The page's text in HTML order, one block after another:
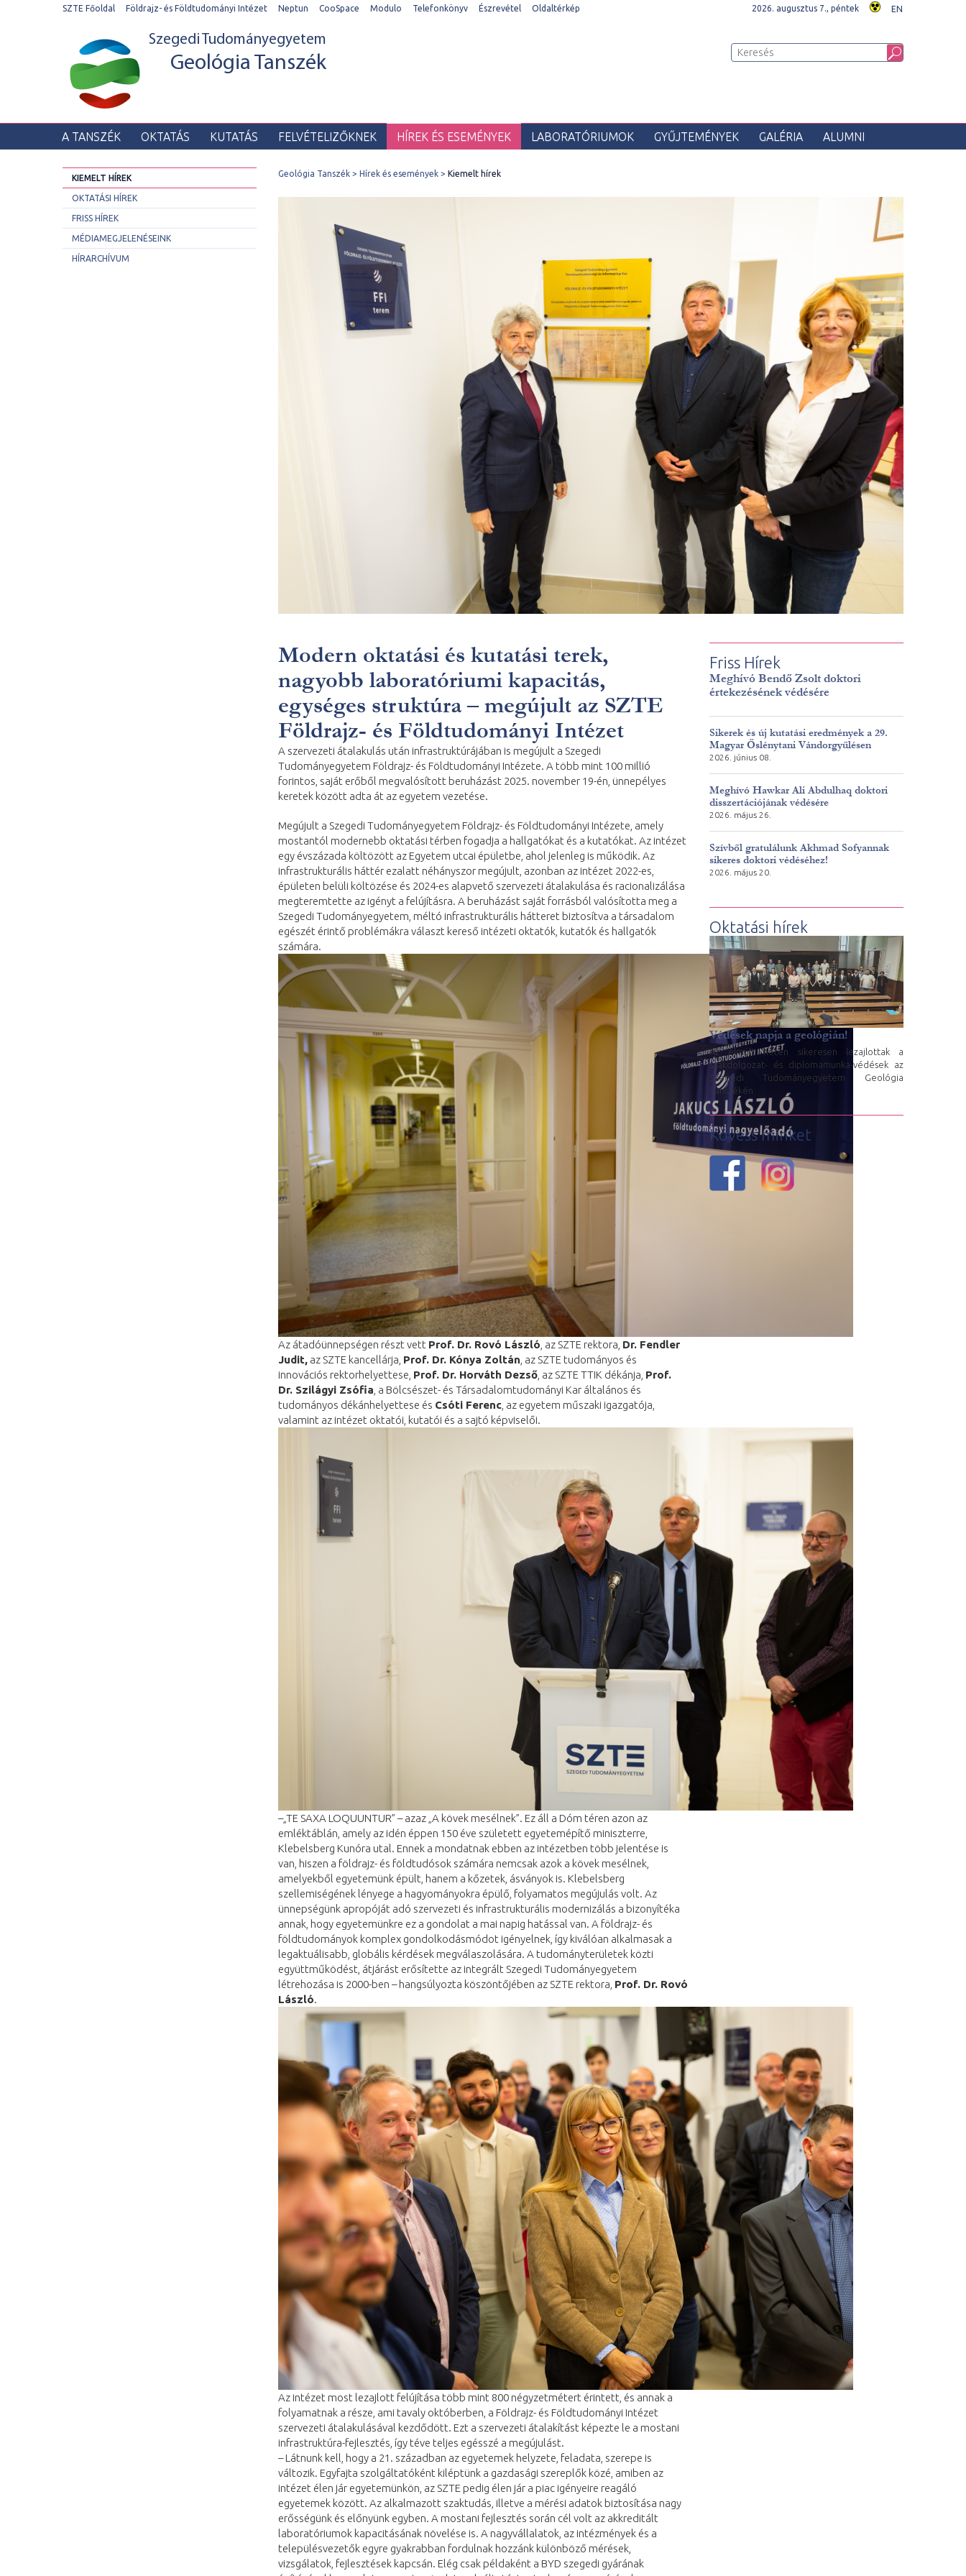
SZTE Főoldal Földrajz- és Földtudományi Intézet Neptun CooSpace Modulo Telefonkönyv Észrevétel Oldaltérkép 2026. augusztus 7., péntek EN
Szegedi Tudományegyetem
Geológia Tanszék
A TANSZÉK OKTATÁS KUTATÁS FELVÉTELIZŐKNEK HÍREK ÉS ESEMÉNYEK LABORATÓRIUMOK GYŰJTEMÉNYEK GALÉRIA ALUMNI
KIEMELT HÍREK
OKTATÁSI HÍREK
FRISS HÍREK
MÉDIAMEGJELENÉSEINK
HÍRARCHÍVUM
Geológia Tanszék Hírek és események Kiemelt hírek
Modern oktatási és kutatási terek,
nagyobb laboratóriumi kapacitás,
egységes struktúra – megújult az SZTE
Földrajz- és Földtudományi Intézet
A szervezeti átalakulás után infrastruktúrájában is megújult a Szegedi
Tudományegyetem Földrajz- és Földtudományi Intézete. A több mint 100 millió
forintos, saját erőből megvalósított beruházást 2025. november 19-én, ünnepélyes
keretek között adta át az egyetem vezetése.
Megújult a Szegedi Tudományegyetem Földrajz- és Földtudományi Intézete, amely
mostantól modernebb oktatási térben fogadja a hallgatókat és a kutatókat. Az intézet
egy évszázada költözött az Egyetem utcai épületbe, ahol jelenleg is működik. Az
infrastrukturális háttér ezalatt néhányszor megújult, azonban az intézet 2022-es,
épületen belüli költözése és 2024-es alapvető szervezeti átalakulása és racionalizálása
megteremtette az igényt a felújításra. A beruházást saját forrásból valósította meg a
Szegedi Tudományegyetem, méltó infrastrukturális hátteret biztosítva a társadalom
egészét érintő problémákra választ kereső intézeti oktatók, kutatók és hallgatók
számára.
Az átadóünnepségen részt vett Prof. Dr. Rovó László , az SZTE rektora, Dr. Fendler
Judit, az SZTE kancellárja, Prof. Dr. Kónya Zoltán , az SZTE tudományos és
innovációs rektorhelyettese, Prof. Dr. Horváth Dezső , az SZTE TTIK dékánja, Prof.
Dr. Szilágyi Zsófia , a Bölcsészet- és Társadalomtudományi Kar általános és
tudományos dékánhelyettese és Csóti Ferenc , az egyetem műszaki igazgatója,
valamint az intézet oktatói, kutatói és a sajtó képviselői.
–„TE SAXA LOQUUNTUR” – azaz „A kövek mesélnek”. Ez áll a Dóm téren azon az
emléktáblán, amely az idén éppen 150 éve született egyetemépítő miniszterre,
Klebelsberg Kunóra utal. Ennek a mondatnak ebben az intézetben több jelentése is
van, hiszen a földrajz- és földtudósok számára nemcsak azok a kövek mesélnek,
amelyekből egyetemünk épült, hanem a kőzetek, ásványok is. Klebelsberg
szellemiségének lényege a hagyományokra épülő, folyamatos megújulás volt. Az
ünnepségünk apropóját adó szervezeti és infrastrukturális modernizálás a bizonyítéka
annak, hogy egyetemünkre ez a gondolat a mai napig hatással van. A földrajz- és
földtudományok komplex gondolkodásmódot igényelnek, így kiválóan alkalmasak a
legaktuálisabb, globális kérdések megválaszolására. A tudományterületek közti
együttműködést, átjárást erősítette az integrált Szegedi Tudományegyetem
létrehozása is 2000-ben – hangsúlyozta köszöntőjében az SZTE rektora, Prof. Dr. Rovó
László.
Az intézet most lezajlott felújítása több mint 800 négyzetmétert érintett, és annak a
folyamatnak a része, ami tavaly októberben, a Földrajz- és Földtudományi Intézet
szervezeti átalakulásával kezdődött. Ezt a szervezeti átalakítást képezte le a mostani
infrastruktúra-fejlesztés, így téve teljes egésszé a megújulást.
– Látnunk kell, hogy a 21. században az egyetemek helyzete, feladata, szerepe is
változik. Egyfajta szolgáltatóként kiléptünk a gazdasági szereplők közé, amiben az
intézet élen jár egyetemünkön, az SZTE pedig élen jár a piac igényeire reagáló
egyetemek között. Az alkalmazott szaktudás, illetve a mérési adatok biztosítása nagy
erősségünk és előnyünk egyben. A mostani fejlesztés során cél volt az akkreditált
laboratóriumok kapacitásának növelése is. A nagyvállalatok, az intézmények és a
településvezetők egyre gyakrabban fordulnak hozzánk különböző mérések,
vizsgálatok, fejlesztések kapcsán. Elég csak példaként a BYD szegedi gyárának
Friss Hírek
Meghívó Bendő Zsolt doktori
értekezésének védésére
Sikerek és új kutatási eredmények a 29.
Magyar Őslénytani Vándorgyűlésen
2026. június 08.
Meghívó Hawkar Ali Abdulhaq doktori
disszertációjának védésére
2026. május 26.
Szívből gratulálunk Akhmad Sofyannak
sikeres doktori védéséhez!
2026. május 20.
Oktatási hírek
Védések napja a geológián!
Az elmúlt héten sikeresen lezajlottak a
szakdolgozat- és diplomamunka-védések az
Szegedi Tudományegyetem Geológia
Tanszékén.
Kövess minket